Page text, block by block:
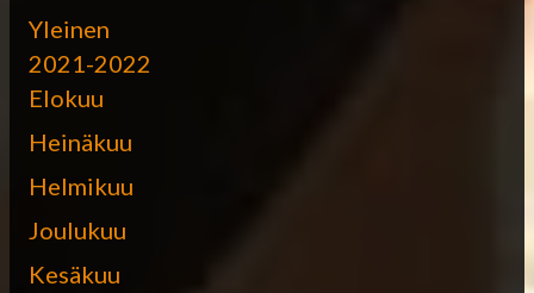
Yleinen
2021-2022
Elokuu
Heinäkuu
Helmikuu
Joulukuu
Kesäkuu